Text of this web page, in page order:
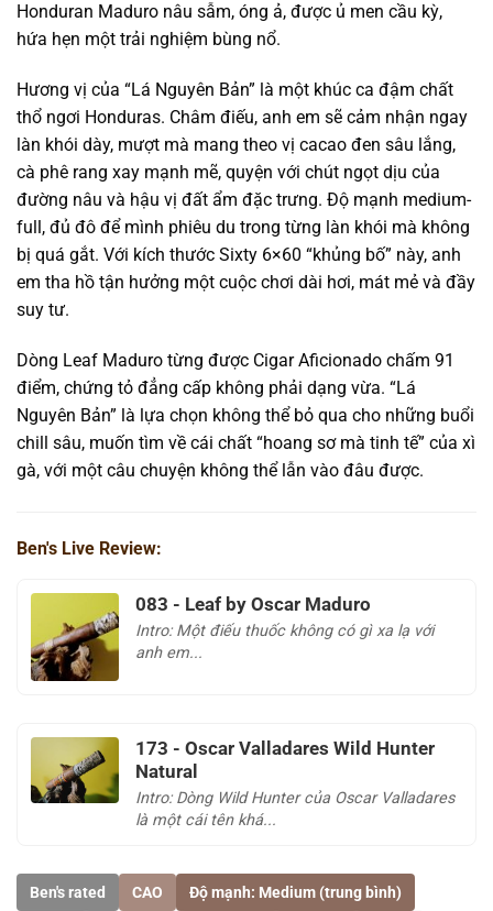
Honduran Maduro nâu sẫm, óng ả, được ủ men cầu kỳ,
hứa hẹn một trải nghiệm bùng nổ.
Hương vị của “Lá Nguyên Bản” là một khúc ca đậm chất
thổ ngơi Honduras. Châm điếu, anh em sẽ cảm nhận ngay
làn khói dày, mượt mà mang theo vị cacao đen sâu lắng,
cà phê rang xay mạnh mẽ, quyện với chút ngọt dịu của
đường nâu và hậu vị đất ẩm đặc trưng. Độ mạnh medium-
full, đủ đô để mình phiêu du trong từng làn khói mà không
bị quá gắt. Với kích thước Sixty 6×60 “khủng bố” này, anh
em tha hồ tận hưởng một cuộc chơi dài hơi, mát mẻ và đầy
suy tư.
Dòng Leaf Maduro từng được Cigar Aficionado chấm 91
điểm, chứng tỏ đẳng cấp không phải dạng vừa. “Lá
Nguyên Bản” là lựa chọn không thể bỏ qua cho những buổi
chill sâu, muốn tìm về cái chất “hoang sơ mà tinh tế” của xì
gà, với một câu chuyện không thể lẫn vào đâu được.
Ben's Live Review:
083 - Leaf by Oscar Maduro
Intro: Một điếu thuốc không có gì xa lạ với
anh em...
173 - Oscar Valladares Wild Hunter
Natural
Intro: Dòng Wild Hunter của Oscar Valladares
là một cái tên khá...
Ben's rated CAO Độ mạnh: Medium (trung bình)